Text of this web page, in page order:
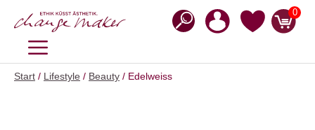
Inhalt
0
MENÜ
Start / Lifestyle / Beauty / Edelweiss